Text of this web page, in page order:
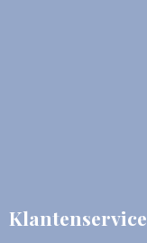
Klantenservice